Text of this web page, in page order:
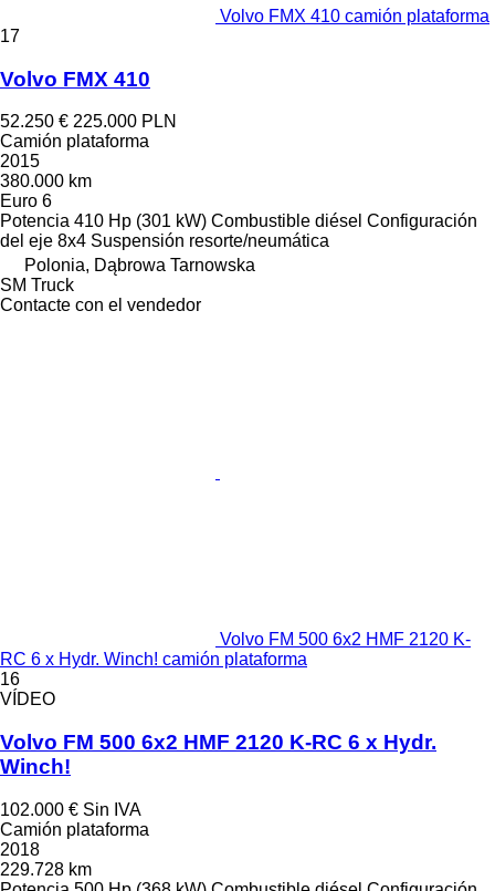
Volvo FMX 410 camión plataforma
17
Volvo FMX 410
52.250 € 225.000 PLN
Camión plataforma
2015
380.000 km
Euro 6
Potencia 410 Hp (301 kW) Combustible diésel Configuración
del eje 8x4 Suspensión resorte/neumática
Polonia, Dąbrowa Tarnowska
SM Truck
Contacte con el vendedor
Volvo FM 500 6x2 HMF 2120 K-
RC 6 x Hydr. Winch! camión plataforma
16
VÍDEO
Volvo FM 500 6x2 HMF 2120 K-RC 6 x Hydr.
Winch!
102.000 € Sin IVA
Camión plataforma
2018
229.728 km